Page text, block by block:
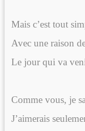
Mais c’est tout
Avec une raison
Le jour qui va
Comme vous, je
J’aimerais